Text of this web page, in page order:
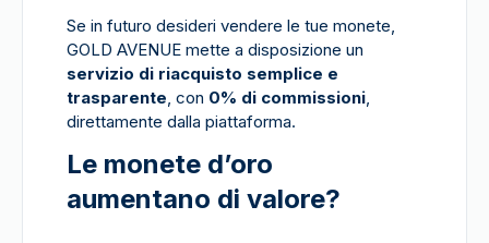
Se in futuro desideri vendere le tue monete,
GOLD AVENUE mette a disposizione un
servizio di riacquisto semplice e
trasparente, con 0% di commissioni,
direttamente dalla piattaforma.
Le monete d’oro
aumentano di valore?